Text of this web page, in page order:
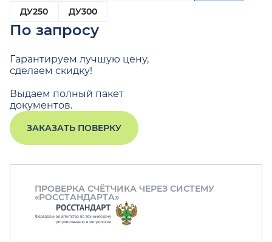
ДУ250
ДУ300
По запросу
Гарантируем лучшую цену,
сделаем скидку!
Выдаем полный пакет
документов.
ЗАКАЗАТЬ ПОВЕРКУ
ПРОВЕРКА СЧЁТЧИКА ЧЕРЕЗ СИСТЕМУ
«РОССТАНДАРТА»